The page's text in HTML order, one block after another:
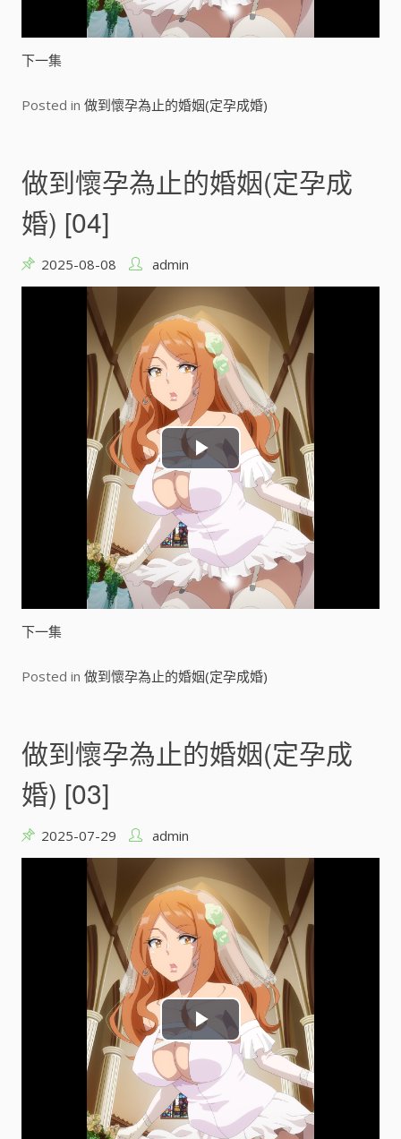
y
i
e
下一集
Posted in 做到懷孕為止的婚姻(定孕成婚)
做到懷孕為止的婚姻(定孕成
婚) [04]
2025-08-08 admin
P
l
a
y
i
e
下一集
Posted in 做到懷孕為止的婚姻(定孕成婚)
做到懷孕為止的婚姻(定孕成
婚) [03]
2025-07-29 admin
P
l
a